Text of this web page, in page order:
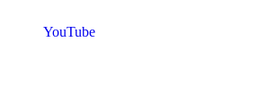
YouTube